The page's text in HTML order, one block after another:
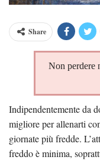
Share
Non perdere
Indipendentemente da
migliore per allenarti
giornate più fredde.
freddo è minima,